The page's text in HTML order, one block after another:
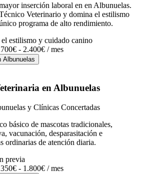
inserción laboral en en Albunuelas.
Veterinario y domina el estilismo
programa de alto rendimiento.
estilismo y cuidado canino
- 2.400€ / mes
Albunuelas
en Albunuelas
y Clínicas Concertadas
básico de mascotas tradicionales,
vacunación, desparasitación e
ordinarias de atención diaria.
previa
- 1.800€ / mes